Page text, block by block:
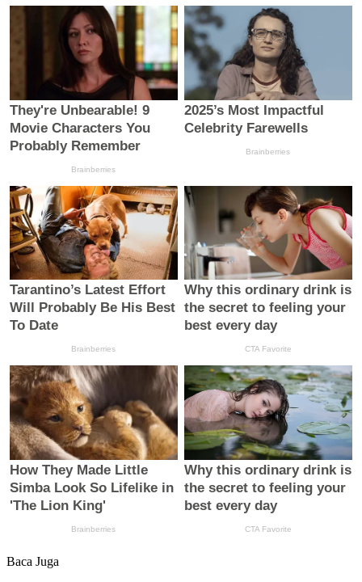
Baca Juga